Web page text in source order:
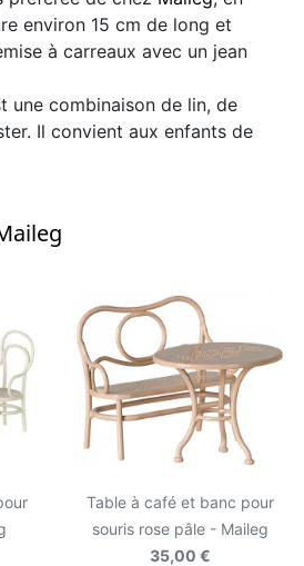
environ 15 cm de long et
à carreaux avec un jean
une combinaison de lin, de
Il convient aux enfants de
Table à café et banc pour
souris rose pâle - Maileg
35,00 €